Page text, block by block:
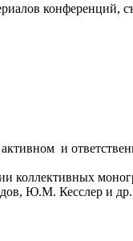
конференций,
и
коллективных
Ю.М. Кесслер и